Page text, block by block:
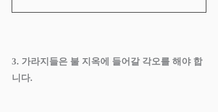
3. 가라지들은 불 지옥에 들어갈 각오를 해야 합
니다.